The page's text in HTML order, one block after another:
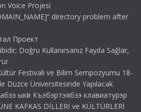
Voice Projesi
directory problem after
Проект
Doğru Kullanırsanız Fayda Sağlar,
Festivali ve Bilim Sempozyumu 18-
Düzce Üniversitesinde Yapılacak
ыкӏи Къэбэртэябзэ клавиатурэр
KAFKAS DİLLERİ ve KÜLTÜRLERİ